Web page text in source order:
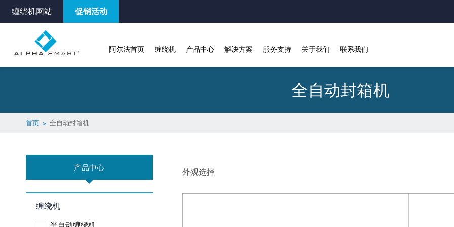
缠绕机网站 促销活动
阿尔法首页 缠绕机 产品中心 解决方案 服务支持 关于我们 联系我们
全自动封箱机
首页 全自动封箱机
产品中心
缠绕机
外观选择